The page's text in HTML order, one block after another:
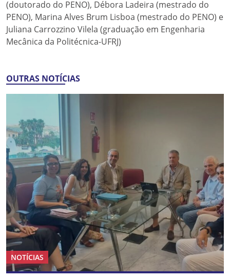
(doutorado do PENO), Débora Ladeira (mestrado do
PENO), Marina Alves Brum Lisboa (mestrado do PENO) e
Juliana Carrozzino Vilela (graduação em Engenharia
Mecânica da Politécnica-UFRJ)
OUTRAS NOTÍCIAS
NOTÍCIAS